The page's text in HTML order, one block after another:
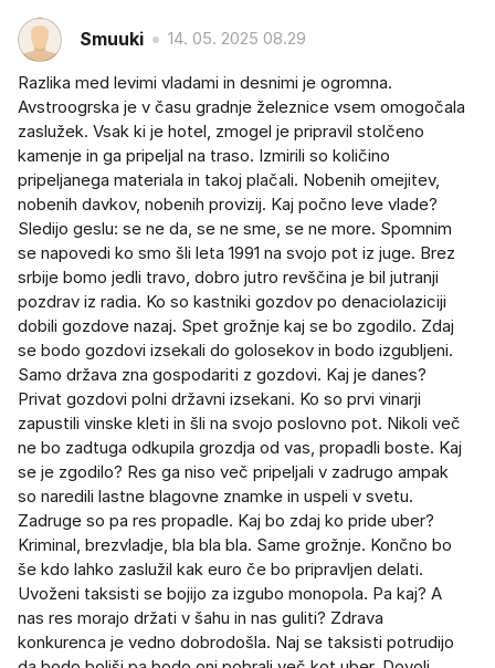
Smuuki 14. 05. 2025 08.29
Razlika med levimi vladami in desnimi je ogromna.
Avstroogrska je v času gradnje železnice vsem omogočala
zaslužek. Vsak ki je hotel, zmogel je pripravil stolčeno
kamenje in ga pripeljal na traso. Izmirili so količino
pripeljanega materiala in takoj plačali. Nobenih omejitev,
nobenih davkov, nobenih provizij. Kaj počno leve vlade?
Sledijo geslu: se ne da, se ne sme, se ne more. Spomnim
se napovedi ko smo šli leta 1991 na svojo pot iz juge. Brez
srbije bomo jedli travo, dobro jutro revščina je bil jutranji
pozdrav iz radia. Ko so kastniki gozdov po denaciolaziciji
dobili gozdove nazaj. Spet grožnje kaj se bo zgodilo. Zdaj
se bodo gozdovi izsekali do golosekov in bodo izgubljeni.
Samo država zna gospodariti z gozdovi. Kaj je danes?
Privat gozdovi polni državni izsekani. Ko so prvi vinarji
zapustili vinske kleti in šli na svojo poslovno pot. Nikoli več
ne bo zadtuga odkupila grozdja od vas, propadli boste. Kaj
se je zgodilo? Res ga niso več pripeljali v zadrugo ampak
so naredili lastne blagovne znamke in uspeli v svetu.
Zadruge so pa res propadle. Kaj bo zdaj ko pride uber?
Kriminal, brezvladje, bla bla bla. Same grožnje. Končno bo
še kdo lahko zaslužil kak euro če bo pripravljen delati.
Uvoženi taksisti se bojijo za izgubo monopola. Pa kaj? A
nas res morajo držati v šahu in nas guliti? Zdrava
konkurenca je vedno dobrodošla. Naj se taksisti potrudijo